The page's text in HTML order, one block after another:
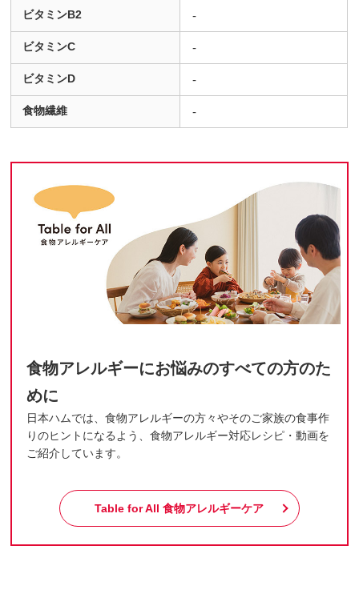
ビタミンB2 -
ビタミンC -
ビタミンD -
食物繊維 -
食物アレルギーにお悩みのすべての方のた
めに
日本ハムでは、食物アレルギーの方々やそのご家族の食事作
りのヒントになるよう、食物アレルギー対応レシピ・動画を
ご紹介しています。
Table for All食物アレルギーケア